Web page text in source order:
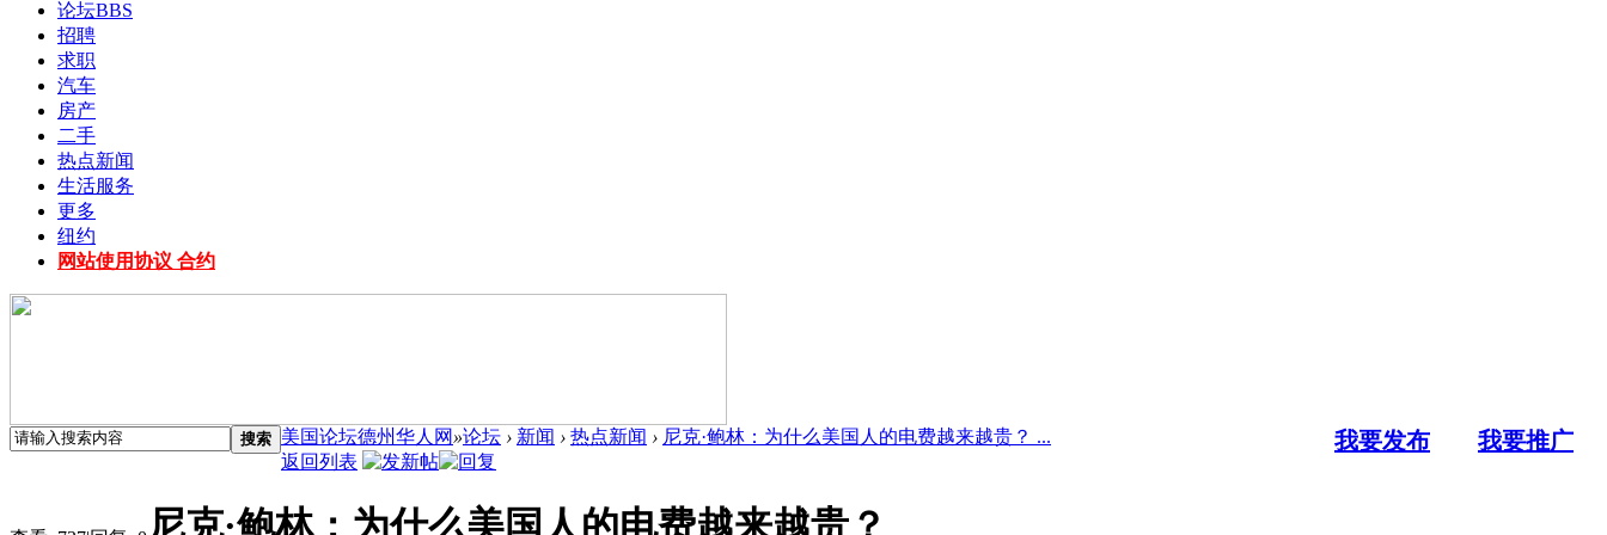
论坛BBS
招聘
求职
汽车
房产
二手
热点新闻
生活服务
更多
纽约
网站使用协议 合约
搜索 我要发布 我要推广
美国论坛德州华人网 »论坛 › 新闻 › 热点新闻 › 尼克·鲍林：为什么美国人的电费越来越贵？ ...
返回列表
尼克·鲍林：为什么美国人的电费越来越贵？